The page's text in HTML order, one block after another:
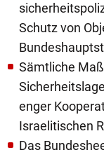
Schutz von
Sämtliche
enger
Israelitischen
Das